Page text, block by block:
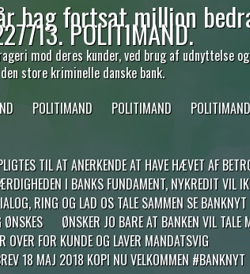
bag fortsat million
POLITIMAND.
mod deres kunder, ved brug af
store kriminelle danske bank.
POLITIMAND POLITIMAND POLITIMAND
TIL AT ANERKENDE AT HAVE HÆVET AF
I BANKS FUNDAMENT, NYKREDIT VIL
RING OG LAD OS TALE SAMMEN SE BANKNYT
ØNSKES
ØNSKER JO BARE AT BANKEN VIL TALE
OVER FOR KUNDE OG LAVER MANDATSVIG
18 MAJ 2018 KOPI NU VELKOMMEN #BANKNYT